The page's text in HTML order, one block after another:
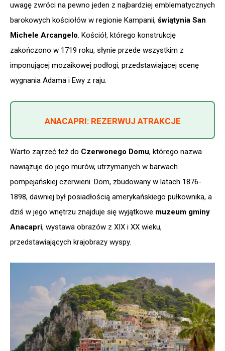
uwagę zwróci na pewno jeden z najbardziej emblematycznych
barokowych kościołów w regionie Kampanii, świątynia San
Michele Arcangelo. Kościół, którego konstrukcję
zakończono w 1719 roku, słynie przede wszystkim z
imponującej mozaikowej podłogi, przedstawiającej scenę
wygnania Adama i Ewy z raju.
ANACAPRI: REZERWUJ ATRAKCJE
Warto zajrzeć też do Czerwonego Domu, którego nazwa
nawiązuje do jego murów, utrzymanych w barwach
pompejańskiej czerwieni. Dom, zbudowany w latach 1876-
1898, dawniej był posiadłością amerykańskiego pułkownika, a
dziś w jego wnętrzu znajduje się wyjątkowe muzeum gminy
Anacapri, wystawa obrazów z XIX i XX wieku,
przedstawiających krajobrazy wyspy.